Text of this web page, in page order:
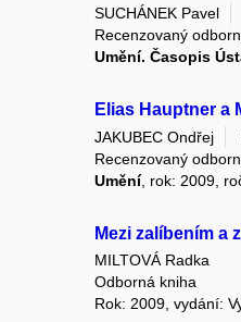
SUCHÁNEK Pavel
Recenzovaný
Umění. Časopis
Elias Hauptner a
JAKUBEC Ondřej
Recenzovaný
Umění, rok: 2009,
Mezi zalíbením a
MILTOVÁ Radka
Odborná kniha
Rok: 2009, vydání: